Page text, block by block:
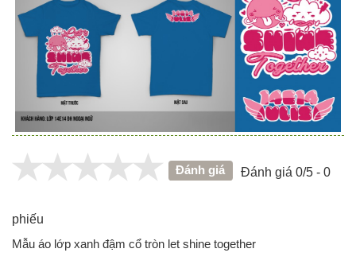
Đánh giá Đánh giá 0/5 - 0
phiếu
Mẫu áo lớp xanh đậm cổ tròn let shine together